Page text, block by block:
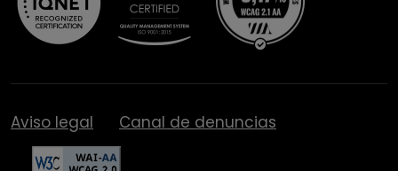
Aviso legal Canal de denuncias